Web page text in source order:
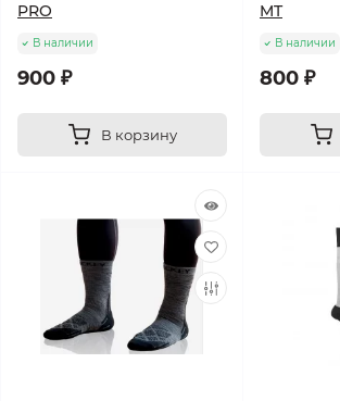
PRO
В наличии
900 ₽
В корзину
MT
В наличии
800 ₽